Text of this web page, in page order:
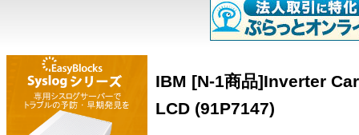
IBM [N-1商品]Inverter
LCD (91P7147)